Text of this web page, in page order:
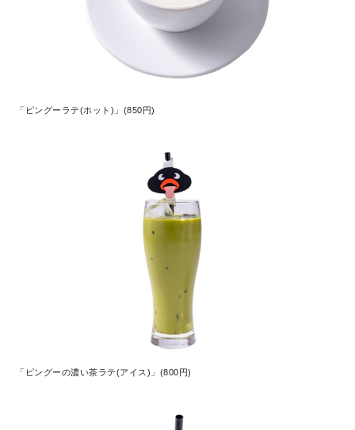
「ピングーラテ(ホット)」(850円)
「ピングーの濃い茶ラテ(アイス)」(800円)